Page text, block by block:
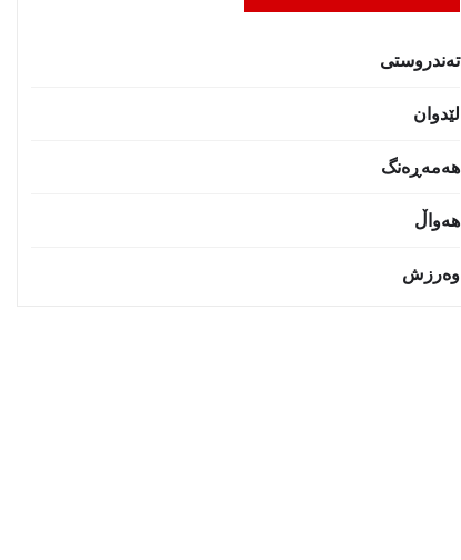
تەندروستى
لێدوان
هەمەڕەنگ
هەواڵ
وەرزش